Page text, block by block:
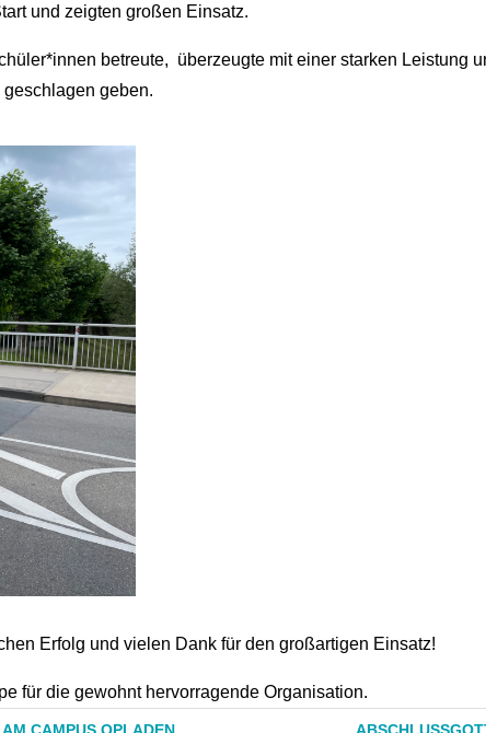
und zeigten großen Einsatz.
betreute, überzeugte mit einer starken Leistung
geben.
Erfolg und vielen Dank für den großartigen Einsatz!
für die gewohnt hervorragende Organisation.